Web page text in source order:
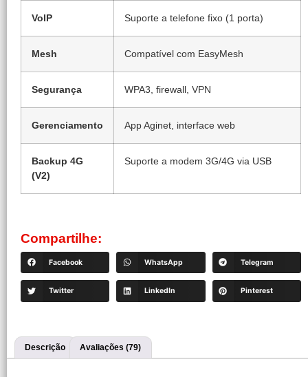
VoIP Suporte a telefone fixo (1 porta)
Mesh Compatível com EasyMesh
Segurança WPA3, firewall, VPN
Gerenciamento App Aginet, interface web
Backup 4G
(V2)
Suporte a modem 3G/4G via USB
Compartilhe:
Facebook WhatsApp Telegram
Twitter LinkedIn Pinterest
Descrição Avaliações (79)